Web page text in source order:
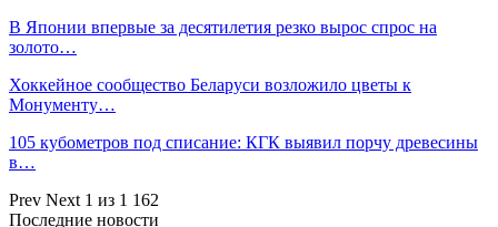
В Японии впервые за десятилетия резко вырос спрос на
золото…
Хоккейное сообщество Беларуси возложило цветы к
Монументу…
105 кубометров под списание: КГК выявил порчу древесины
в…
Prev Next 1 из 1 162
Последние новости